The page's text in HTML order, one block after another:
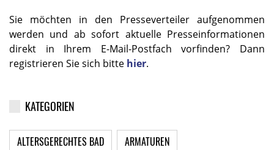
Sie möchten in den Presseverteiler aufgenommen
werden und ab sofort aktuelle Presseinformationen
direkt in Ihrem E-Mail-Postfach vorfinden? Dann
registrieren Sie sich bitte hier.
KATEGORIEN
ALTERSGERECHTES BAD
ARMATUREN